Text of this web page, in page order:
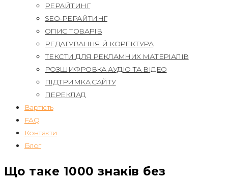
РЕРАЙТИНГ
SEO-РЕРАЙТИНГ
ОПИС ТОВАРІВ
РЕДАГУВАННЯ Й КОРЕКТУРА
ТЕКСТИ ДЛЯ РЕКЛАМНИХ МАТЕРІАЛІВ
РОЗШИФРОВКА АУДІО ТА ВІДЕО
ПІДТРИМКА САЙТУ
ПЕРЕКЛАД
Вартість
FAQ
Контакти
Блог
Що таке 1000 знаків без